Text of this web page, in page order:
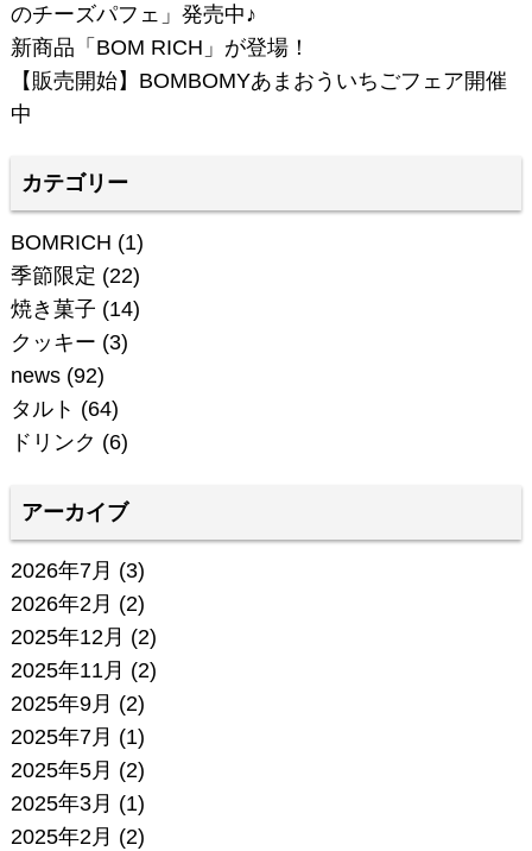
のチーズパフェ」発売中♪
新商品「BOM RICH」が登場！
【販売開始】BOMBOMYあまおういちごフェア開催
中
カテゴリー
BOMRICH (1)
季節限定 (22)
焼き菓子 (14)
クッキー (3)
news(92)
タルト (64)
ドリンク (6)
アーカイブ
2026年7月 (3)
2026年2月 (2)
2025年12月 (2)
2025年11月 (2)
2025年9月 (2)
2025年7月 (1)
2025年5月 (2)
2025年3月 (1)
2025年2月 (2)